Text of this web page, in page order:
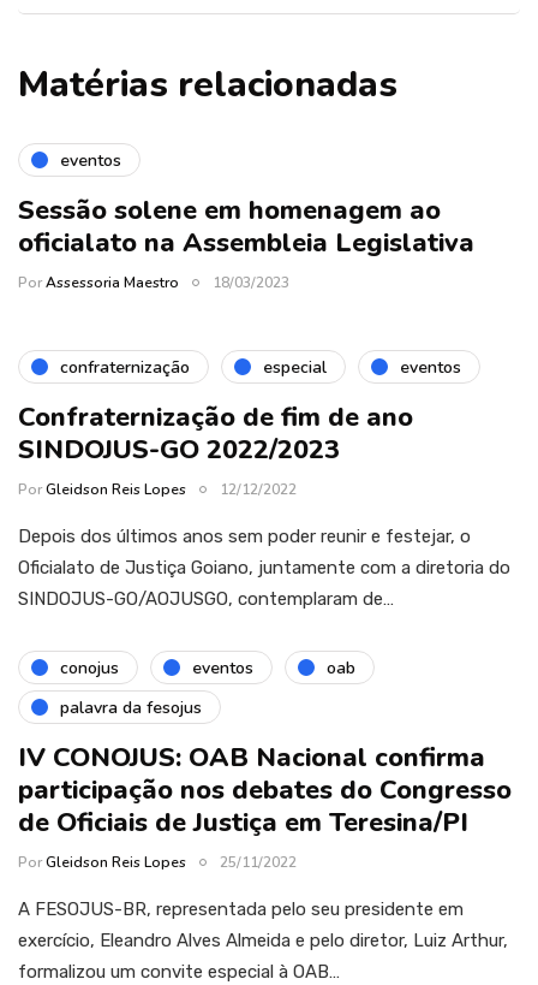
Matérias relacionadas
eventos
Sessão solene em homenagem ao
oficialato na Assembleia Legislativa
PorAssessoria Maestro 18/03/2023
confraternização especial eventos
Confraternização de fim de ano
SINDOJUS-GO 2022/2023
PorGleidson Reis Lopes 12/12/2022
Depois dos últimos anos sem poder reunir e festejar, o
Oficialato de Justiça Goiano, juntamente com a diretoria do
SINDOJUS-GO/AOJUSGO, contemplaram de…
conojus eventos
oab
palavra da fesojus
IV CONOJUS: OAB Nacional confirma
participação nos debates do Congresso
de Oficiais de Justiça em Teresina/PI
PorGleidson Reis Lopes 25/11/2022
A FESOJUS-BR, representada pelo seu presidente em
exercício, Eleandro Alves Almeida e pelo diretor, Luiz Arthur,
formalizou um convite especial à OAB…